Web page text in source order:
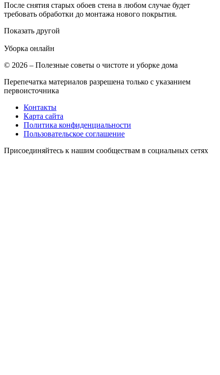
После снятия старых обоев стена в любом случае будет
требовать обработки до монтажа нового покрытия.
Показать другой
Уборка онлайн
© 2026 – Полезные советы о чистоте и уборке дома
Перепечатка материалов разрешена только с указанием
первоисточника
Контакты
Карта сайта
Политика конфиденциальности
Пользовательское соглашение
Присоединяйтесь к нашим сообществам в социальных сетях